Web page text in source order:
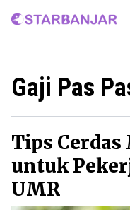
Home
Gaji Pas
Tips
untuk
UMR